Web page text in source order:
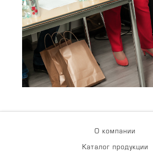
О компании
Каталог продукции